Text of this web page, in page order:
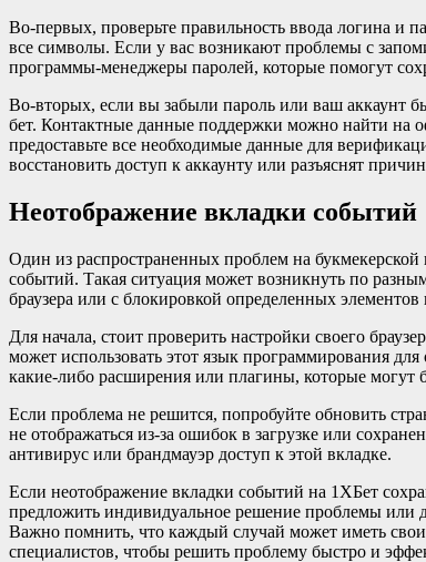
Во-первых, проверьте правильность ввода логина и
все символы. Если у вас возникают проблемы с
программы-менеджеры паролей, которые помогут
Во-вторых, если вы забыли пароль или ваш аккаунт
бет. Контактные данные поддержки можно найти на
предоставьте все необходимые данные для
восстановить доступ к аккаунту или разъяснят
Неотображение вкладки событий
Один из распространенных проблем на
событий. Такая ситуация может возникнуть по
браузера или с блокировкой определенных
Для начала, стоит проверить настройки своего
может использовать этот язык программирования
какие-либо расширения или плагины, которые могут
Если проблема не решится, попробуйте обновить
не отображаться из-за ошибок в загрузке или
антивирус или брандмауэр доступ к этой вкладке.
Если неотображение вкладки событий на 1XБет
предложить индивидуальное решение проблемы или
Важно помнить, что каждый случай может иметь
специалистов, чтобы решить проблему быстро и